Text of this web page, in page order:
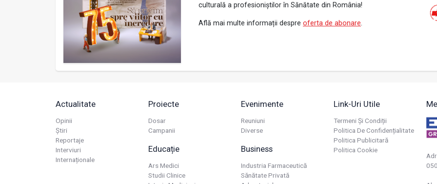
culturală a profesioniștilor în Sănătate din România!
Află mai multe informații despre oferta de abonare.
Actualitate
Opinii
Știri
Reportaje
Interviuri
Internaționale
Proiecte
Dosar
Campanii
Educație
Ars Medici
Studii Clinice
Evenimente
Reuniuni
Diverse
Business
Industria Farmaceutică
Sănătate Privată
Link-Uri Utile
Termeni Și Condiții
Politica De Confidențialitate
Politica Publicitară
Politica Cookie